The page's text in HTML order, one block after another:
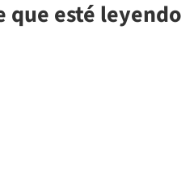
que esté leyendo